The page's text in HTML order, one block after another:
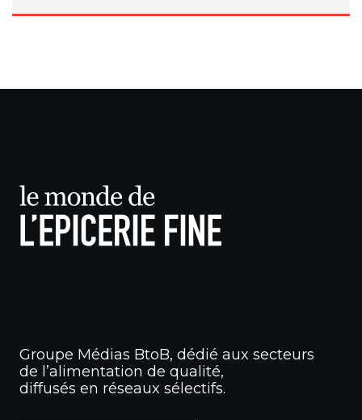
Groupe Médias BtoB, dédié aux secteurs
de l’alimentation de qualité,
diffusés en réseaux sélectifs.